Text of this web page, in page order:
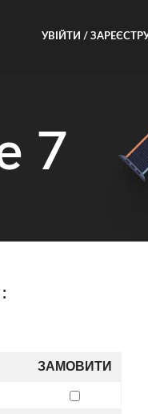
УВІЙТИ /
7
ЗАМОВИТИ